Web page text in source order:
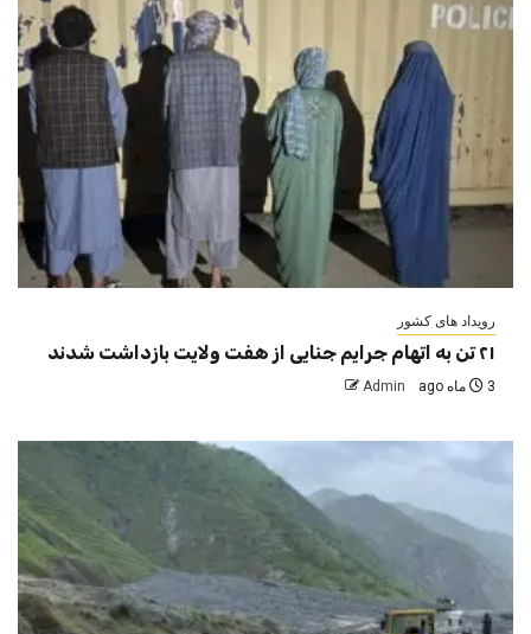
رویداد های کشور
۲۱ تن به اتهام جرایم جنایی از هفت ولایت بازداشت شدند
3 ماه ago Admin